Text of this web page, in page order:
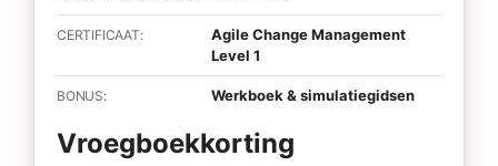
CERTIFICAAT:
Agile Change Management
Level 1
BONUS: Werkboek & simulatiegidsen
Vroegboekkorting